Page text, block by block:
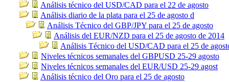
Análisis técnico del USD/CAD para el 22 de agosto
Análisis diario de la plata para el 25 de agosto d
Análisis Técnico del GBP/JPY para el 25 de agosto
Análisis del EUR/NZD para el 25 de agosto de 2014
Análisis Técnico del USD/CAD para el 25 de
Niveles técnicos semanales del GBPUSD 25-29 agosto
Niveles técnicos semanales del EUR/USD 25-29 agost
Análisis técnico del Oro para el 25 de agosto